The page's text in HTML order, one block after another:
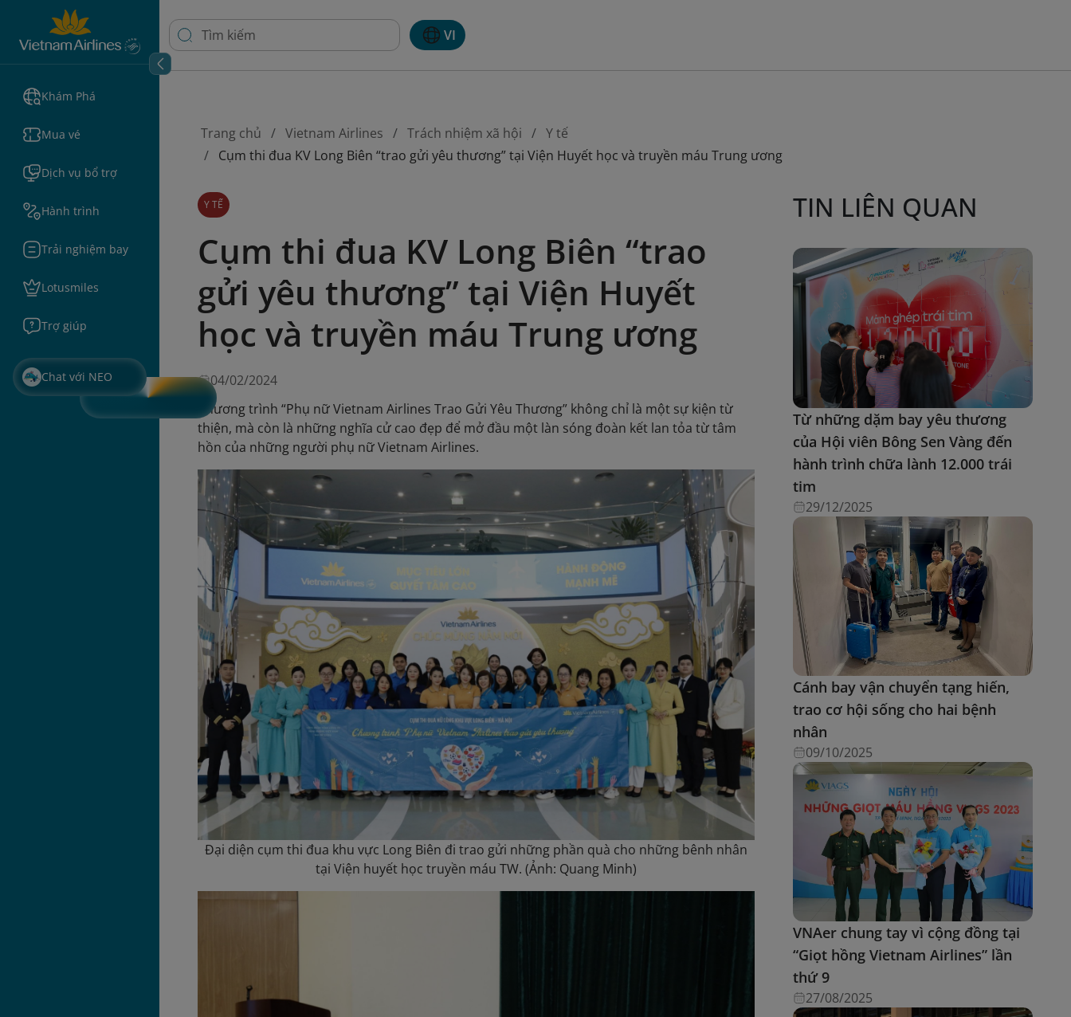
Khám Phá
Mua vé
Dịch vụ bổ trợ
Hành trình
Trải nghiệm bay
Lotusmiles
Trợ giúp
Chat với NEO
VI
Trang chủ Vietnam Airlines Trách nhiệm xã hội
Y tế
Cụm thi đua KV Long Biên “trao gửi yêu thương” tại Viện Huyết học và truyền máu Trung ương
Y TẾ
Cụm thi đua KV Long Biên “trao
gửi yêu thương” tại Viện Huyết
học và truyền máu Trung ương
04/02/2024
Chương trình “Phụ nữ Vietnam Airlines Trao Gửi Yêu Thương” không chỉ là một sự kiện từ
thiện, mà còn là những nghĩa cử cao đẹp để mở đầu một làn sóng đoàn kết lan tỏa từ tâm
hồn của những người phụ nữ Vietnam Airlines.
Đại diện cụm thi đua khu vực Long Biên đi trao gửi những phần quà cho những bênh nhân
tại Viện huyết học truyền máu TW. (Ảnh: Quang Minh)
TIN LIÊN QUAN
Từ những dặm bay yêu thương
của Hội viên Bông Sen Vàng đến
hành trình chữa lành 12.000 trái
tim
29/12/2025
Cánh bay vận chuyển tạng hiến,
trao cơ hội sống cho hai bệnh
nhân
09/10/2025
VNAer chung tay vì cộng đồng tại
“Giọt hồng Vietnam Airlines” lần
thứ 9
27/08/2025